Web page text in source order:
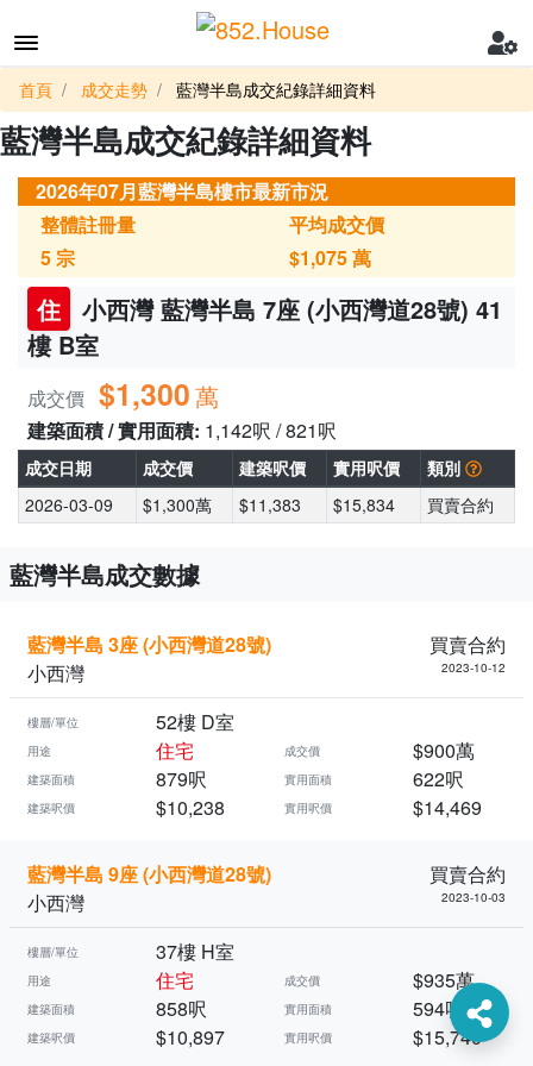
首頁 成交走勢 藍灣半島成交紀錄詳細資料
藍灣半島成交紀錄詳細資料
2026年07月藍灣半島樓市最新市況
整體註冊量
5宗
平均成交價
$1,075萬
住
小西灣 藍灣半島 7座 (小西灣道28號) 41
樓 B室
成交價 $1,300萬
建築面積 / 實用面積: 1,142呎 / 821呎
成交日期 成交價 建築呎價 實用呎價
類別
2026-03-09
$1,300萬 $11,383 $15,834 買賣合約
藍灣半島成交數據
藍灣半島 3座 (小西灣道28號)
買賣合約
小西灣
2023-10-12
樓層/單位 52樓 D室
用途 住宅 成交價 $900萬
建築面積 879呎 實用面積 622呎
建築呎價 $10,238 實用呎價 $14,469
藍灣半島 9座 (小西灣道28號)
買賣合約
小西灣
2023-10-03
樓層/單位 37樓 H室
用途 住宅 成交價 $935萬
建築面積 858呎 實用面積 594呎
建築呎價 $10,897 實用呎價 $15,740